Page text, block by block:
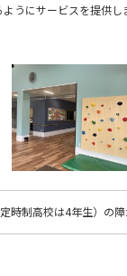
うにサービスを提供し
時制高校は4年生）の